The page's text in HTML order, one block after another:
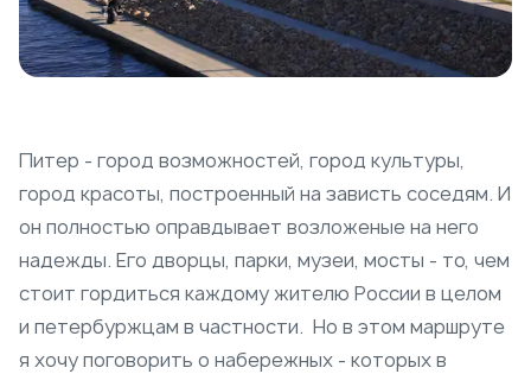
Питер - город возможностей, город культуры,
город красоты, построенный на зависть соседям. И
он полностью оправдывает возложеные на него
надежды. Его дворцы, парки, музеи, мосты - то, чем
стоит гордиться каждому жителю России в целом
и петербуржцам в частности. Но в этом маршруте
я хочу поговорить о набережных - которых в